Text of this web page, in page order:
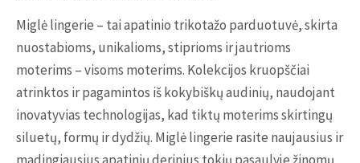
Miglė lingerie – tai apatinio trikotažo parduotuvė, skirta
nuostabioms, unikalioms, stiprioms ir jautrioms
moterims – visoms moterims. Kolekcijos kruopščiai
atrinktos ir pagamintos iš kokybiškų audinių, naudojant
inovatyvias technologijas, kad tiktų moterims skirtingų
siluetų, formų ir dydžių. Miglė lingerie rasite naujausius ir